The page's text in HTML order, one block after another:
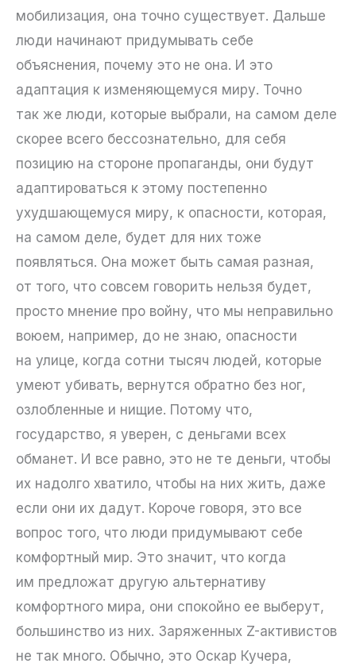
мобилизация, она точно существует. Дальше
люди начинают придумывать себе
объяснения, почему это не она. И это
адаптация к изменяющемуся миру. Точно
так же люди, которые выбрали, на самом деле
скорее всего бессознательно, для себя
позицию на стороне пропаганды, они будут
адаптироваться к этому постепенно
ухудшающемуся миру, к опасности, которая,
на самом деле, будет для них тоже
появляться. Она может быть самая разная,
от того, что совсем говорить нельзя будет,
просто мнение про войну, что мы неправильно
воюем, например, до не знаю, опасности
на улице, когда сотни тысяч людей, которые
умеют убивать, вернутся обратно без ног,
озлобленные и нищие. Потому что,
государство, я уверен, с деньгами всех
обманет. И все равно, это не те деньги, чтобы
их надолго хватило, чтобы на них жить, даже
если они их дадут. Короче говоря, это все
вопрос того, что люди придумывают себе
комфортный мир. Это значит, что когда
им предложат другую альтернативу
комфортного мира, они спокойно ее выберут,
большинство из них. Заряженных Z-активистов
не так много. Обычно, это Оскар Кучера,